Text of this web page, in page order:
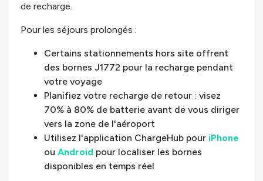
de recharge.
Pour les séjours prolongés :
Certains stationnements hors site offrent
des bornes J1772 pour la recharge pendant
votre voyage
Planifiez votre recharge de retour : visez
70% à 80% de batterie avant de vous diriger
vers la zone de l'aéroport
Utilisez l'application ChargeHub pour iPhone
ou Android pour localiser les bornes
disponibles en temps réel